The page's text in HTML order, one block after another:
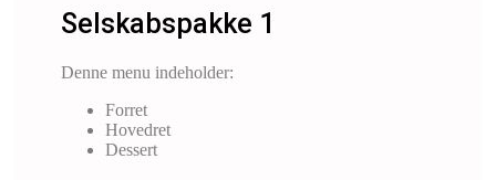
Selskabspakke 1
Denne menu indeholder:
Forret
Hovedret
Dessert